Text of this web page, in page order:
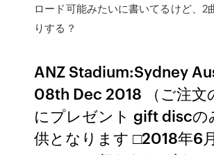
ロード可能みたいに書いてるけど、2
りする？
ANZ Stadium:Sydney
08th Dec 2018 （ご注文
にプレゼント gift discの
供となります □2018年6